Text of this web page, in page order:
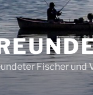
Fischer und